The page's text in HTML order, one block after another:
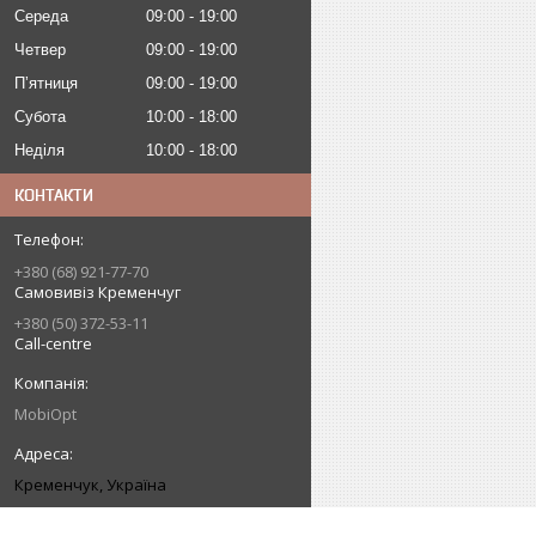
Середа 09:00
19:00
Четвер
09:00
19:00
Пʼятниця
09:00
19:00
Субота
10:00
18:00
Неділя
10:00 18:00
КОНТАКТИ
+380 (68) 921-77-70
Самовивіз Кременчуг
+380 (50) 372-53-11
Call-centre
MobiOpt
Кременчук, Україна